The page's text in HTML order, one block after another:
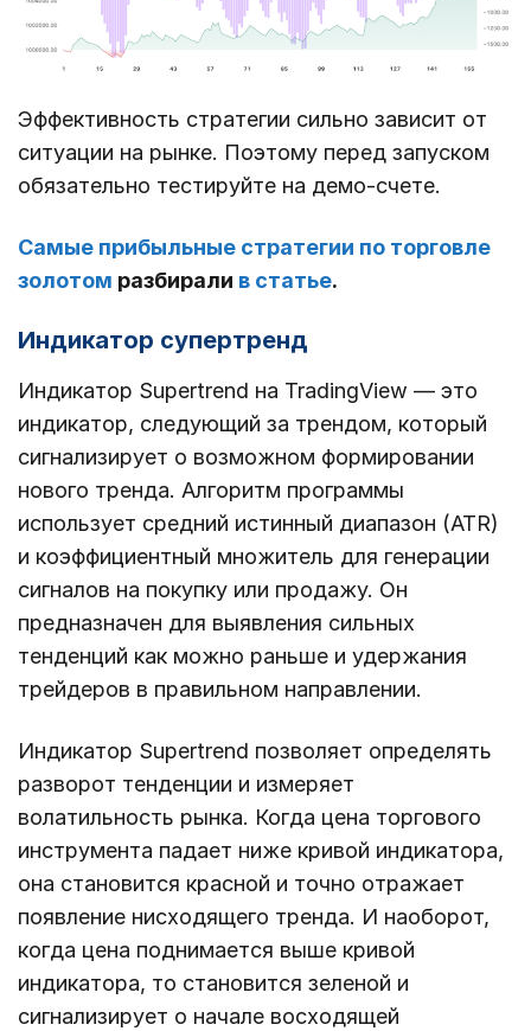
Эффективность стратегии сильно зависит от
ситуации на рынке. Поэтому перед запуском
обязательно тестируйте на демо-счете.
Самые прибыльные стратегии по торговле
золотом разбирали в статье.
Индикатор супертренд
Индикатор Supertrend на TradingView — это
индикатор, следующий за трендом, который
сигнализирует о возможном формировании
нового тренда. Алгоритм программы
использует средний истинный диапазон (ATR)
и коэффициентный множитель для генерации
сигналов на покупку или продажу. Он
предназначен для выявления сильных
тенденций как можно раньше и удержания
трейдеров в правильном направлении.
Индикатор Supertrend позволяет определять
разворот тенденции и измеряет
волатильность рынка. Когда цена торгового
инструмента падает ниже кривой индикатора,
она становится красной и точно отражает
появление нисходящего тренда. И наоборот,
когда цена поднимается выше кривой
индикатора, то становится зеленой и
сигнализирует о начале восходящей